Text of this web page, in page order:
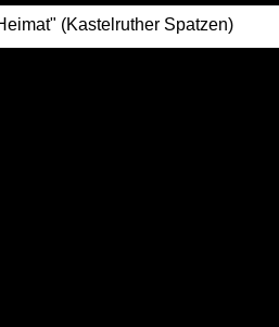
(Kastelruther Spatzen)